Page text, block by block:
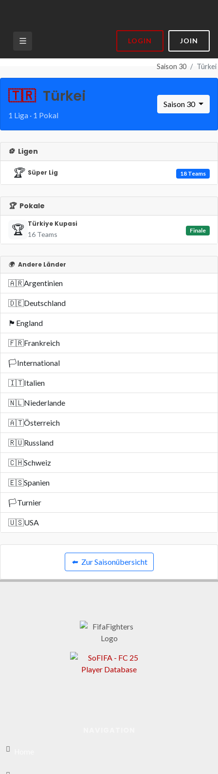
LOGIN JOIN
Saison 30 Türkei
🇹🇷 Türkei
1 Liga · 1 Pokal
Saison 30
⚽ Ligen
🏆 Süper Lig 18 Teams
🏆 Pokale
🏆 Türkiye Kupasi
16 Teams
Finale
🌍 Andere Länder
🇦🇷Argentinien
🇩🇪Deutschland
🏴󠁧󠁢󠁥󠁮󠁧󠁿 England
🇫🇷Frankreich
🏳️International
🇮🇹Italien
🇳🇱Niederlande
🇦🇹Österreich
🇷🇺Russland
🇨🇭Schweiz
🇪🇸Spanien
🏳️Turnier
🇺🇸USA
⬅️ Zur Saisonübersicht